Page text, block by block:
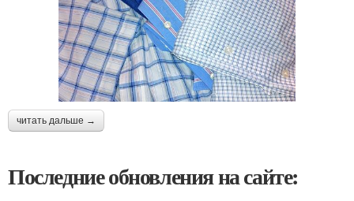
читать дальше →
Последние обновления на сайте: